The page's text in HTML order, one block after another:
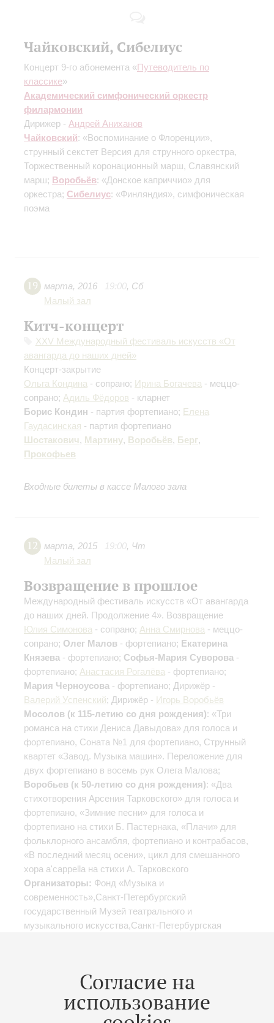
Согласие на
использование
Чайковский, Сибелиус
Концерт 9-го абонемента «Путеводитель по
классике»
Академический симфонический оркестр
филармонии
Дирижер - Андрей Аниханов
Чайковский: «Воспоминание о Флоренции»,
струнный секстет Версия для струнного оркестра,
Торжественный коронационный марш, Славянский
марш; Воробьёв: «Донское каприччио» для
оркестра; Сибелиус: «Финляндия», симфоническая
поэма
19 марта, 2016 19:00, Сб
Малый зал
Китч-концерт
XXV Международный фестиваль искусств «От
авангарда до наших дней»
Концерт-закрытие
Ольга Кондина - сопрано; Ирина Богачева - меццо-
сопрано; Адиль Фёдоров - кларнет
Борис Кондин - партия фортепиано; Елена
Гаудасинская - партия фортепиано
Шостакович, Мартину, Воробьёв, Берг,
Прокофьев
Входные билеты в кассе Малого зала
12 марта, 2015 19:00, Чт
Малый зал
Возвращение в прошлое
Международный фестиваль искусств «От авангарда
до наших дней. Продолжение 4». Возвращение
Юлия Симонова - сопрано; Анна Смирнова - меццо-
сопрано; Олег Малов - фортепиано; Екатерина
Князева - фортепиано; Софья-Мария Суворова -
фортепиано; Анастасия Рогалёва - фортепиано;
Мария Черноусова - фортепиано; Дирижёр -
Валерий Успенский; Дирижёр - Игорь Воробьёв
Мосолов (к 115-летию со дня рождения): «Три
романса на стихи Дениса Давыдова» для голоса и
фортепиано, Соната №1 для фортепиано, Струнный
квартет «Завод. Музыка машин». Переложение для
двух фортепиано в восемь рук Олега Малова;
Воробьев (к 50-летию со дня рождения): «Два
стихотворения Арсения Тарковского» для голоса и
фортепиано, «Зимние песни» для голоса и
фортепиано на стихи Б. Пастернака, «Плачи» для
фольклорного ансамбля, фортепиано и контрабасов,
«В последний месяц осени», цикл для смешанного
хора a'cappella на стихи А. Тарковского
Организаторы: Фонд «Музыка и
современность»,Санкт-Петербургский
государственный Музей театрального и
музыкального искусства,Санкт-Петербургская
Санкт-Петербурга